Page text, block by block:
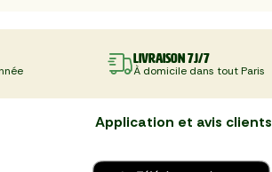
Livraison 7J/7
À domicile dans tout Paris
Application et avis clients